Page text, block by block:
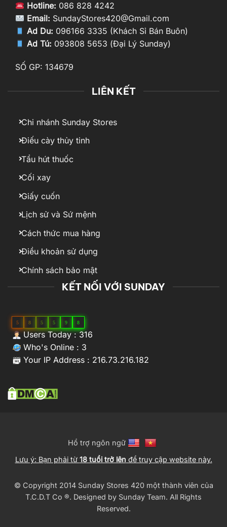
Hotline: 086 828 4242
Email: SundayStores420@Gmail.com
Ad Du: 096166 3335 (Khách Sỉ Bán Buôn)
Ad Tú: 093808 5653 (Đại Lý Sunday)
SỐ GP: 134679
LIÊN KẾT
Chi nhánh Sunday Stores
Điếu cày thủy tinh
Tẩu hút thuốc
Cối xay
Giấy cuốn
Lịch sử và Sứ mệnh
Cách thức mua hàng
Điều khoản sử dụng
Chính sách bảo mật
KẾT NỐI VỚI SUNDAY
5 8 5 5 9 8
Users Today : 316
Who's Online : 3
Your IP Address : 216.73.216.182
Hổ trợ ngôn ngữ
Lưu ý: Bạn phải từ 18 tuổi trở lên để truy cập website này.
© Copyright 2014 Sunday Stores 420 một thành viên của
T.C.D.T Co ®️. Designed by Sunday Team. All Rights
Reserved.